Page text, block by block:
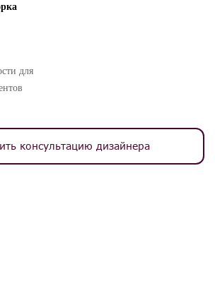
для
консультацию дизайнера